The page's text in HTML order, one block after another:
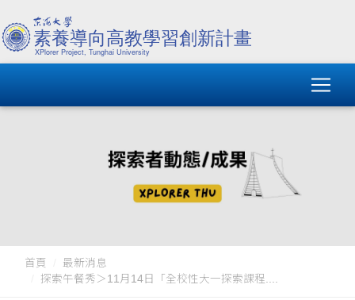
首頁
最新消息
探索午餐秀＞11月14日「全校性大一探索課程....